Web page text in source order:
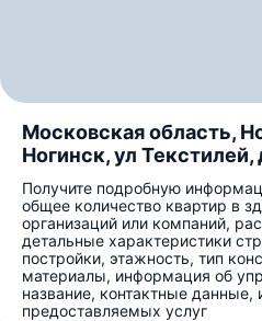
Московская область,
Ногинск, ул Текстилей,
Получите подробную
общее количество квартир в
организаций или компаний,
детальные характеристики
постройки, этажность, тип
материалы, информация об
название, контактные данные,
предоставляемых услуг